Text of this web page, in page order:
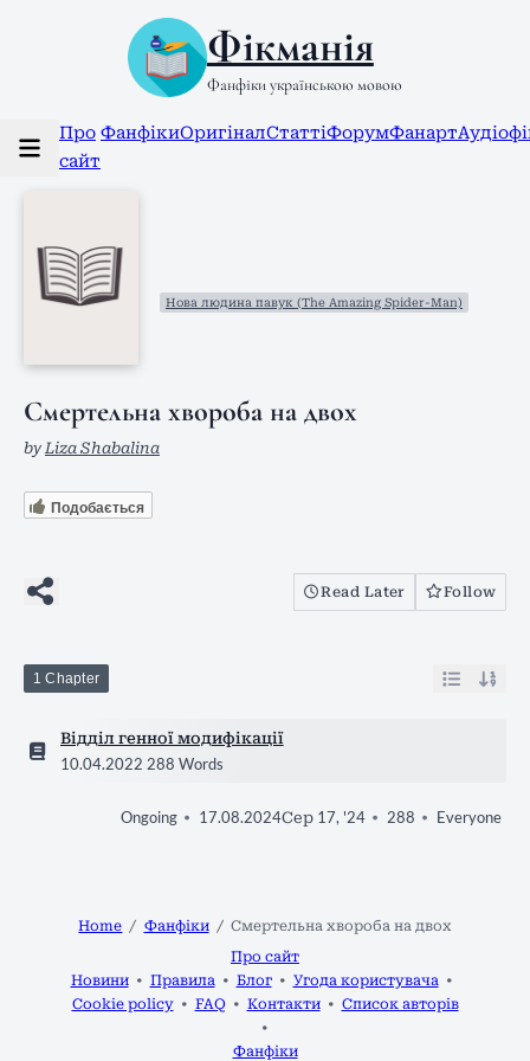
Фікманія
Фанфіки українською мовою
Про
сайт
ФанфікиОригіналСтаттіФорумФанарт
Нова людина павук (The Amazing Spider-Man)
Смертельна хвороба на двох
by Liza Shabalina
Подобається
Read Later Follow
1 Chapter
Відділ генної модифікації
10.04.2022 288 Words
Ongoing 17.08.2024Сер 17, '24 288 Everyone
Home Фанфіки
Смертельна хвороба на двох
Про сайт
Новини
Правила Блог
Угода користувача
Cookie policy
FAQ Контакти Список авторів
Фанфіки